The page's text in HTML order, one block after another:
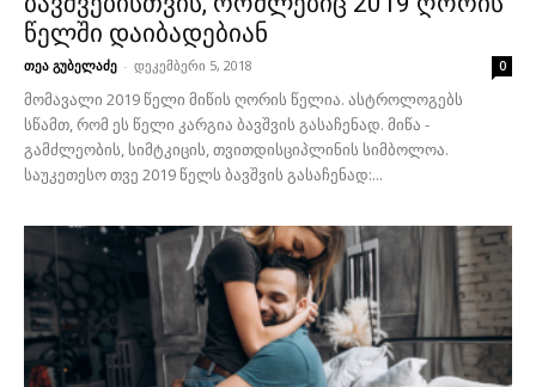
წელში დაიბადებიან
თეა გუბელაძე - დეკემბერი 5, 2018 0
მომავალი 2019 წელი მიწის ღორის წელია. ასტროლოგებს
სწამთ, რომ ეს წელი კარგია ბავშვის გასაჩენად. მიწა -
გამძლეობის, სიმტკიცის, თვითდისციპლინის სიმბოლოა.
საუკეთესო თვე 2019 წელს ბავშვის გასაჩენად:...